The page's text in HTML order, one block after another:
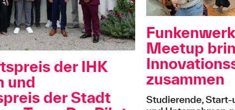
der IHK
und
der Stadt
Meetup
zusammen
Studierende, Start-